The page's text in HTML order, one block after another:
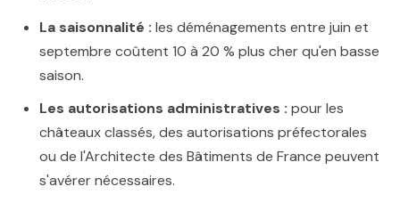
La saisonnalité : les déménagements entre juin et
septembre coûtent 10 à 20 % plus cher qu'en basse
saison.
Les autorisations administratives : pour les
châteaux classés, des autorisations préfectorales
ou de l'Architecte des Bâtiments de France peuvent
s'avérer nécessaires.